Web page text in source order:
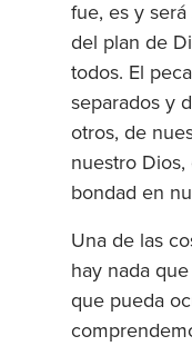
fue, es y
del plan de
todos. El
separados y
otros, de
nuestro
bondad en
Una de las
hay nada
que pueda